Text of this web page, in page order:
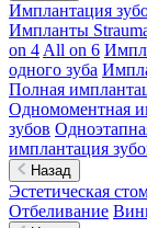
Имплантация
Импланты
on 4 All on 6
одного зуба
Полная
Одномоментная
зубов
имплантация
Назад
Эстетическая
Отбеливание